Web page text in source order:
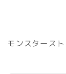
モンスタース